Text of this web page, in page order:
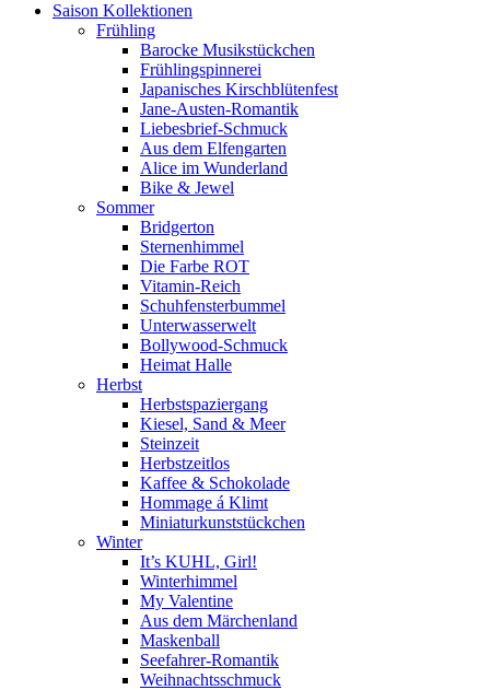
Saison Kollektionen
Frühling
Barocke Musikstückchen
Frühlingspinnerei
Japanisches Kirschblütenfest
Jane-Austen-Romantik
Liebesbrief-Schmuck
Aus dem Elfengarten
Alice im Wunderland
Bike & Jewel
Sommer
Bridgerton
Sternenhimmel
Die Farbe ROT
Vitamin-Reich
Schuhfensterbummel
Unterwasserwelt
Bollywood-Schmuck
Heimat Halle
Herbst
Herbstspaziergang
Kiesel, Sand & Meer
Steinzeit
Herbstzeitlos
Kaffee & Schokolade
Hommage á Klimt
Miniaturkunststückchen
Winter
It’s KUHL, Girl!
Winterhimmel
My Valentine
Aus dem Märchenland
Maskenball
Seefahrer-Romantik
Weihnachtsschmuck